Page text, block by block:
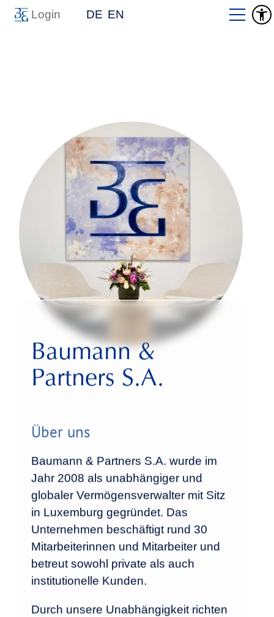
Login DE EN
Baumann &
Partners S.A.
Über uns
Baumann & Partners S.A. wurde im
Jahr 2008 als unabhängiger und
globaler Vermögensverwalter mit Sitz
in Luxemburg gegründet. Das
Unternehmen beschäftigt rund 30
Mitarbeiterinnen und Mitarbeiter und
betreut sowohl private als auch
institutionelle Kunden.
Durch unsere Unabhängigkeit richten